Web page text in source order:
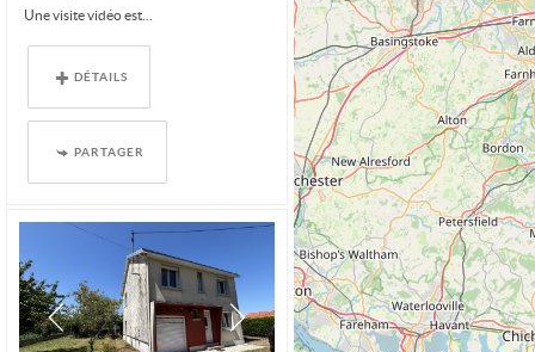
Une visite vidéo est...
DÉTAILS
PARTAGER